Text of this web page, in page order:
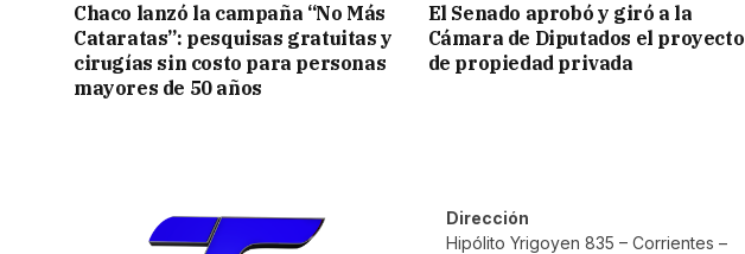
Chaco lanzó la campaña “No Más
Cataratas”: pesquisas gratuitas y
cirugías sin costo para personas
mayores de 50 años
El Senado aprobó y giró a la
Cámara de Diputados el proyecto
de propiedad privada
Dirección
Hipólito Yrigoyen 835 – Corrientes –